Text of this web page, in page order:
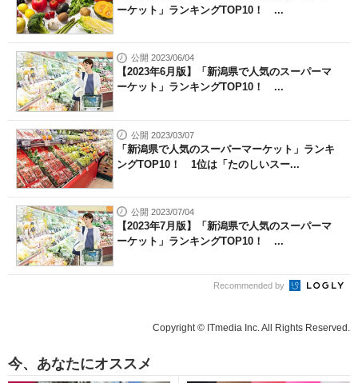
ーケット」ランキングTOP10！ ...
公開 2023/06/04
【2023年6月版】「新潟県で人気のスーパーマ
ーケット」ランキングTOP10！ ...
公開 2023/03/07
「新潟県で人気のスーパーマーケット」ランキ
ングTOP10！ 1位は「たのしいスー...
公開 2023/07/04
【2023年7月版】「新潟県で人気のスーパーマ
ーケット」ランキングTOP10！ ...
Recommended by
Copyright © ITmedia Inc. All Rights Reserved.
今、あなたにオススメ